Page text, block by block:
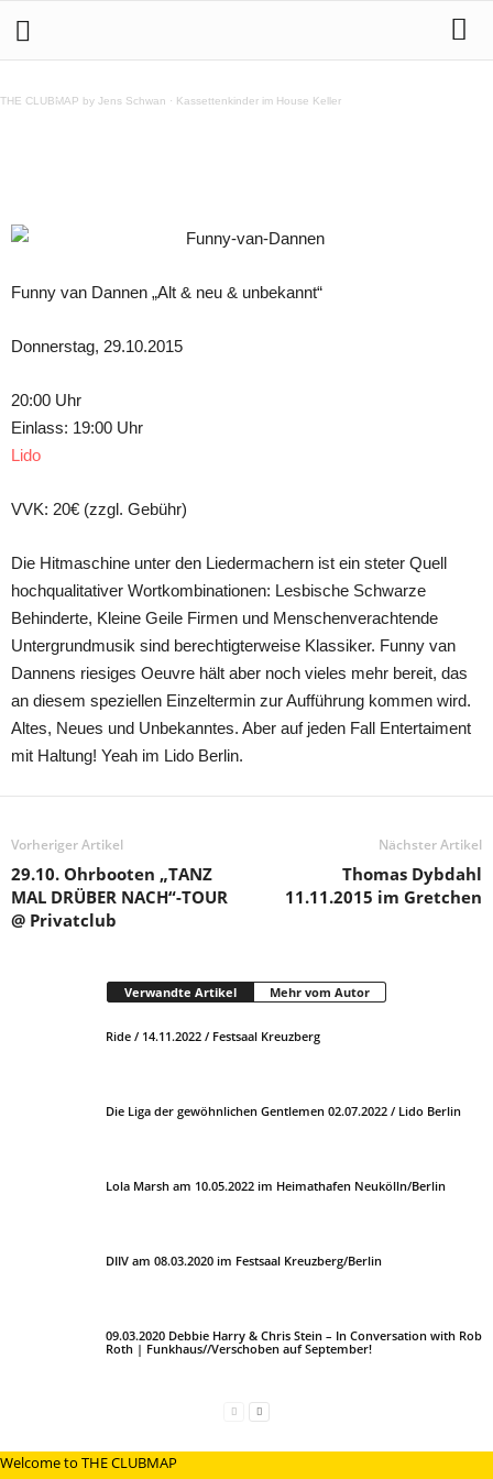
THE CLUBMAP by Jens Schwan · Kassettenkinder im House Keller
Funny van Dannen „Alt & neu & unbekannt“
Donnerstag, 29.10.2015
20:00 Uhr
Einlass: 19:00 Uhr
Lido
VVK: 20€ (zzgl. Gebühr)
Die Hitmaschine unter den Liedermachern ist ein steter Quell
hochqualitativer Wortkombinationen: Lesbische Schwarze
Behinderte, Kleine Geile Firmen und Menschenverachtende
Untergrundmusik sind berechtigterweise Klassiker. Funny van
Dannens riesiges Oeuvre hält aber noch vieles mehr bereit, das
an diesem speziellen Einzeltermin zur Aufführung kommen wird.
Altes, Neues und Unbekanntes. Aber auf jeden Fall Entertaiment
mit Haltung! Yeah im Lido Berlin.
Vorheriger Artikel
29.10. Ohrbooten „TANZ
MAL DRÜBER NACH“-TOUR
@ Privatclub
Nächster Artikel
Thomas Dybdahl
11.11.2015 im Gretchen
Verwandte Artikel Mehr vom Autor
Ride / 14.11.2022 / Festsaal Kreuzberg
Die Liga der gewöhnlichen Gentlemen 02.07.2022 / Lido Berlin
Lola Marsh am 10.05.2022 im Heimathafen Neukölln/Berlin
DIIV am 08.03.2020 im Festsaal Kreuzberg/Berlin
09.03.2020 Debbie Harry & Chris Stein – In Conversation with Rob
Roth | Funkhaus//Verschoben auf September!
Welcome to THE CLUBMAP